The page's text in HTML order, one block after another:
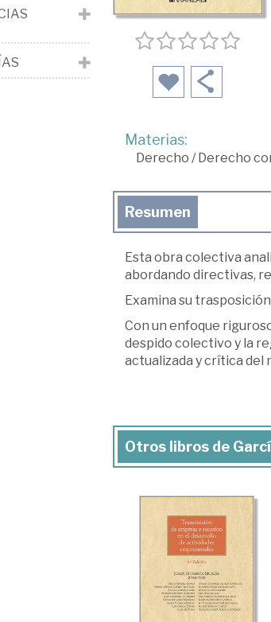
Materias:
Derecho /Derecho
Resumen
Esta obra colectiva
abordando directivas,
Examina su
Con un enfoque
despido colectivo y la
actualizada y crítica del
Otros libros de